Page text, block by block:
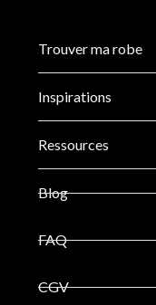
Trouver ma robe
Inspirations
Ressources
Blog
FAQ
CGV